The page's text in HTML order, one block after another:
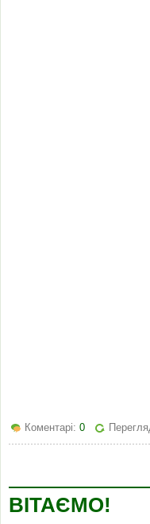
Коментарі: 0
ВІТАЄМО!